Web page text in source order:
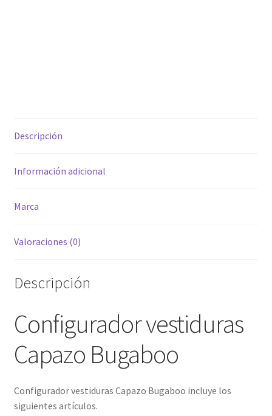
Descripción
Información adicional
Marca
Valoraciones (0)
Descripción
Configurador vestiduras
Capazo Bugaboo
Configurador vestiduras Capazo Bugaboo incluye los
siguientes artículos.